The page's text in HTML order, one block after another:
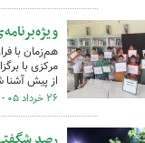
مرکزی با
از پیش آشنا
۲۶ خرداد ۰۵ - ۰۹:۵۸